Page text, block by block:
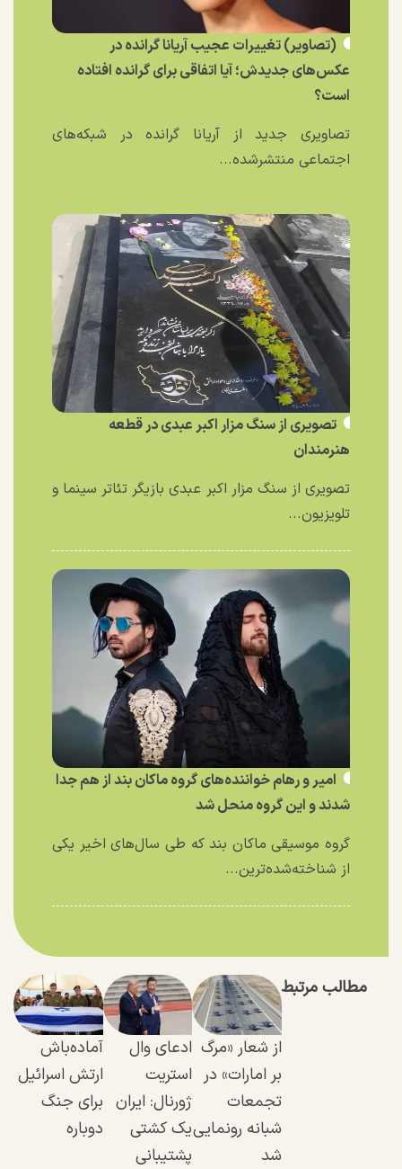
(تصاویر) تغییرات عجیب آریانا گرانده در
عکس‌های جدیدش؛ آیا اتفاقی برای گرانده افتاده
است؟
تصاویری جدید از آریانا گرانده در شبکه‌های
اجتماعی منتشرشده...
تصویری از سنگ مزار اکبر عبدی در قطعه
هنرمندان
تصویری از سنگ مزار اکبر عبدی بازیگر تئاتر سینما و
تلویزیون...
امیر و رهام خواننده‌های گروه ماکان بند از هم جدا
شدند و این گروه منحل شد
گروه موسیقی ماکان بند که طی سال‌های اخیر یکی
از شناخته‌شده‌ترین...
مطالب مرتبط
از شعار «مرگ
بر امارات» در
تجمعات
شبانه رونمایی
شد
ادعای وال
استریت
ژورنال: ایران
یک کشتی
پشتیبانی
آماده‌باش
ارتش اسرائیل
برای جنگ
دوباره